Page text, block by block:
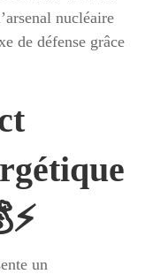
nucléaire
de défense grâce
un